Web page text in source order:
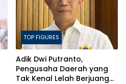
TOP FIGURES
Adik Dwi Putranto,
Pengusaha Daerah yang
Tak Kenal Lelah Berjuang